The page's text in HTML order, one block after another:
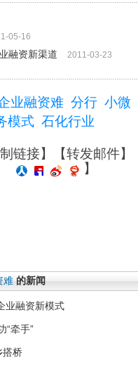
05-16
融资新渠道 2011-03-23
业融资难 分行 小微
模式 石化行业
链接】【转发邮件】
】
难 的新闻
业融资新模式
“牵手”
搭桥